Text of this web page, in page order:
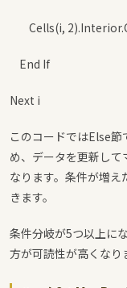
Cells(i,
End If
Next i
このコードではElse
め、データを更新し
なります。条件が増
きます。
条件分岐が5つ以上に
方が可読性が高くなり